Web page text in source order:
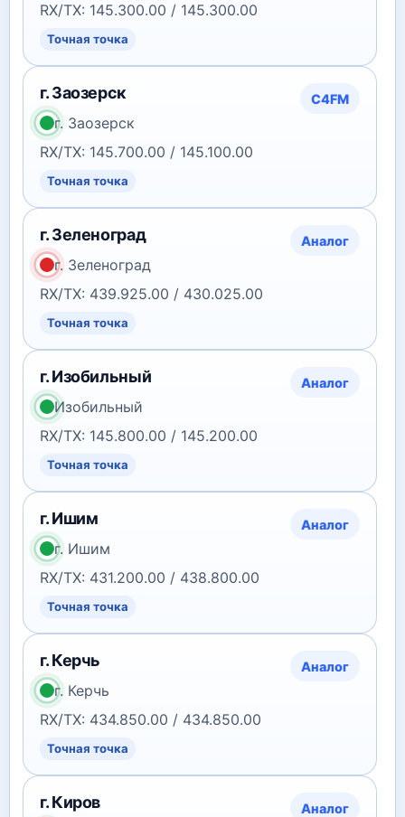
RX/TX: 145.300.00 / 145.300.00
Точная точка
г. Заозерск C4FM
г. Заозерск
RX/TX: 145.700.00 / 145.100.00
Точная точка
г. Зеленоград Аналог
г. Зеленоград
RX/TX: 439.925.00 / 430.025.00
Точная точка
г. Изобильный Аналог
Изобильный
RX/TX: 145.800.00 / 145.200.00
Точная точка
г. Ишим Аналог
г. Ишим
RX/TX: 431.200.00 / 438.800.00
Точная точка
г. Керчь Аналог
г. Керчь
RX/TX: 434.850.00 / 434.850.00
Точная точка
г. Киров Аналог